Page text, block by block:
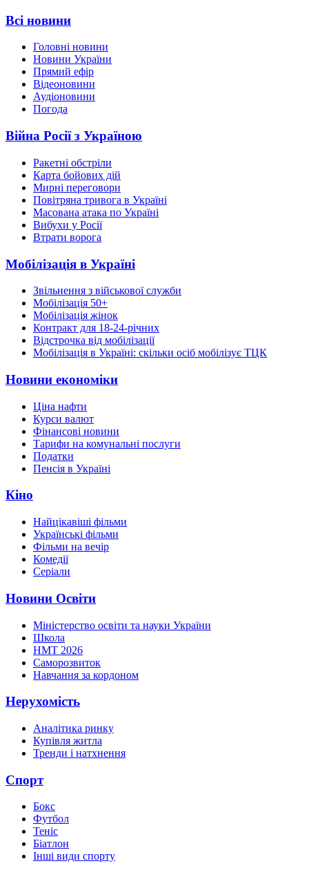
Всі новини
Головні новини
Новини України
Прямий ефір
Відеоновини
Аудіоновини
Погода
Війна Росії з Україною
Ракетні обстріли
Карта бойових дій
Мирні переговори
Повітряна тривога в Україні
Масована атака по Україні
Вибухи у Росії
Втрати ворога
Мобілізація в Україні
Звільнення з військової служби
Мобілізація 50+
Мобілізація жінок
Контракт для 18-24-річних
Відстрочка від мобілізації
Мобілізація в Україні: скільки осіб мобілізує ТЦК
Новини економіки
Ціна нафти
Курси валют
Фінансові новини
Тарифи на комунальні послуги
Податки
Пенсія в Україні
Кіно
Найцікавіші фільми
Українські фільми
Фільми на вечір
Комедії
Серіали
Новини Освіти
Міністерство освіти та науки України
Школа
НМТ 2026
Саморозвиток
Навчання за кордоном
Нерухомість
Аналітика ринку
Купівля житла
Тренди і натхнення
Спорт
Бокс
Футбол
Теніс
Біатлон
Інші види спорту